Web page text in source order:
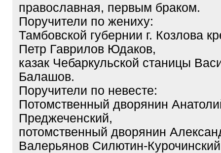
православная, первым браком.
Поручители по жениху:
Тамбовской губернии г. Козлова
Петр Гаврилов Юдаков,
казак Чебаркульской станицы
Балашов.
Поручители по невесте:
Потомственный дворянин
Преджеченский,
потомственный дворянин
Валерьянов Силютин-